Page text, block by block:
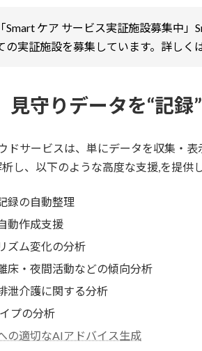
「Smart ケア サービス実証施設募集中
の実証施設を募集しています。詳しく
見守りデータを“記録
ドサービスは、単にデータを収集・
し、以下のような高度な支援,を提供し
録の自動整理
動作成支援
ズム変化の分析
床・夜間活動などの傾向分析
泄介護に関する分析
プの分析
の適切なAIアドバイス生成